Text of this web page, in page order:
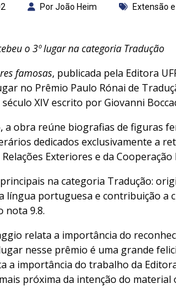
Por João Heim Extensão
o 3º lugar na categoria Tradução
famosas, publicada pela Editora
no Prêmio Paulo Rónai de
século XIV escrito por Giovanni
a obra reúne biografias de figuras
dedicados exclusivamente a
Exteriores e da
na categoria Tradução:
língua portuguesa e contribuição a
nota 9.8.
relata a importância do
nesse prêmio é uma grande
a importância do trabalho da
próxima da intenção do material